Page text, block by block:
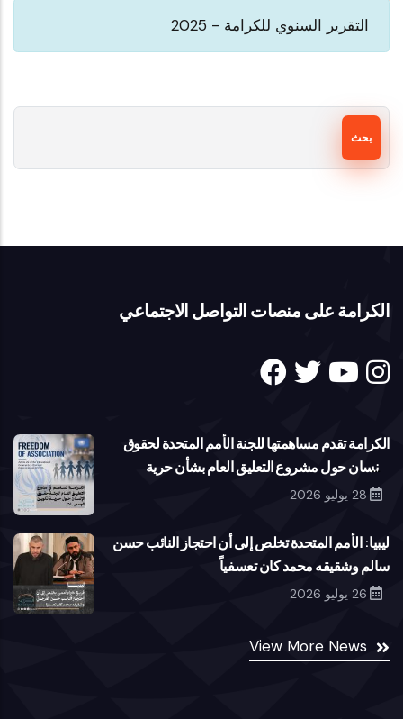
التقرير السنوي للكرامة - 2025
الكرامة على منصات التواصل الاجتماعي
الكرامة تقدم مساهمتها للجنة الأمم المتحدة لحقوق
الإنسان حول مشروع التعليق العام بشأن حرية
تكوين الجمعيات
28 يوليو 2026
ليبيا: الأمم المتحدة تخلص إلى أن احتجاز النائب حسن
سالم وشقيقه محمد كان تعسفياً
26 يوليو 2026
View More News